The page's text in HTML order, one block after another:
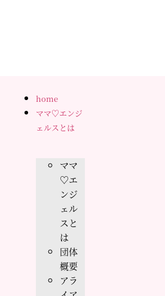
home
ママ♡エンジ
ェルスとは
ママ
♡エ
ンジ
ェル
スと
は
団体
概要
アラ